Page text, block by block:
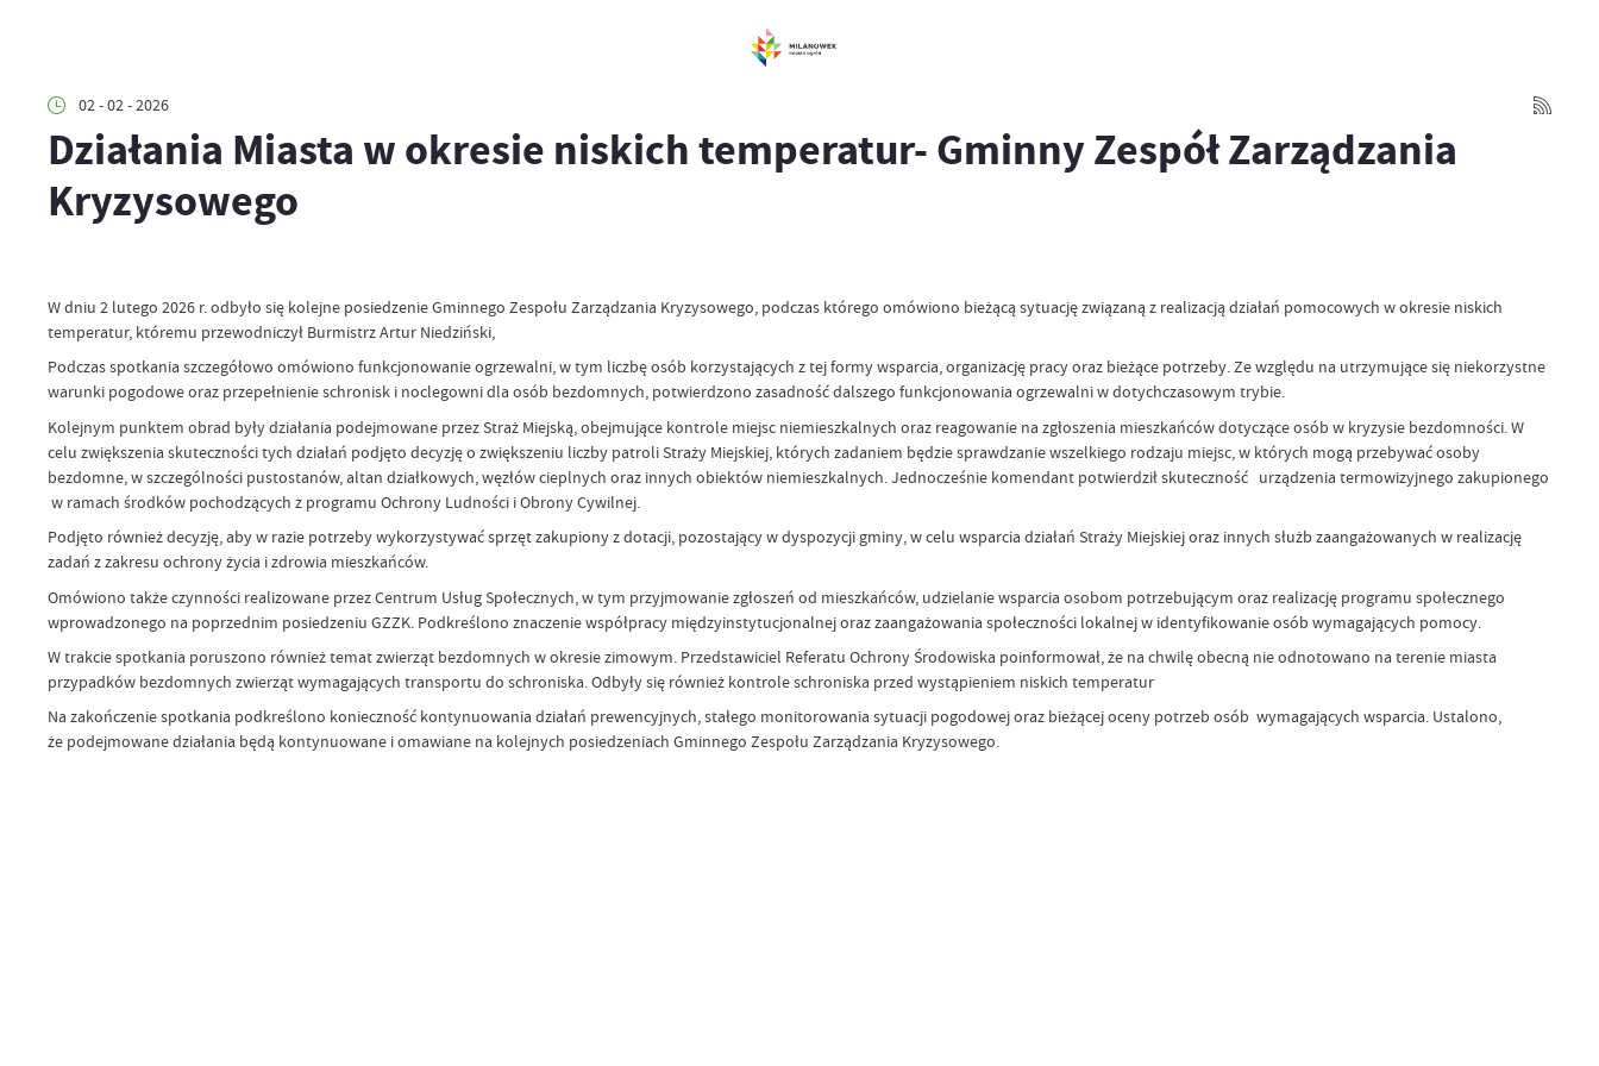
02 - 02 - 2026
Działania Miasta w okresie niskich temperatur- Gminny Zespół Zarządzania
Kryzysowego
W dniu 2 lutego 2026 r. odbyło się kolejne posiedzenie Gminnego Zespołu Zarządzania Kryzysowego, podczas którego omówiono bieżącą sytuację związaną z realizacją działań pomocowych w okresie niskich
temperatur, któremu przewodniczył Burmistrz Artur Niedziński,
Podczas spotkania szczegółowo omówiono funkcjonowanie ogrzewalni, w tym liczbę osób korzystających z tej formy wsparcia, organizację pracy oraz bieżące potrzeby. Ze względu na utrzymujące się niekorzystne
warunki pogodowe oraz przepełnienie schronisk i noclegowni dla osób bezdomnych, potwierdzono zasadność dalszego funkcjonowania ogrzewalni w dotychczasowym trybie.
Kolejnym punktem obrad były działania podejmowane przez Straż Miejską, obejmujące kontrole miejsc niemieszkalnych oraz reagowanie na zgłoszenia mieszkańców dotyczące osób w kryzysie bezdomności. W
celu zwiększenia skuteczności tych działań podjęto decyzję o zwiększeniu liczby patroli Straży Miejskiej, których zadaniem będzie sprawdzanie wszelkiego rodzaju miejsc, w których mogą przebywać osoby
bezdomne, w szczególności pustostanów, altan działkowych, węzłów cieplnych oraz innych obiektów niemieszkalnych. Jednocześnie komendant potwierdził skuteczność urządzenia termowizyjnego zakupionego
w ramach środków pochodzących z programu Ochrony Ludności i Obrony Cywilnej.
Podjęto również decyzję, aby w razie potrzeby wykorzystywać sprzęt zakupiony z dotacji, pozostający w dyspozycji gminy, w celu wsparcia działań Straży Miejskiej oraz innych służb zaangażowanych w realizację
zadań z zakresu ochrony życia i zdrowia mieszkańców.
Omówiono także czynności realizowane przez Centrum Usług Społecznych, w tym przyjmowanie zgłoszeń od mieszkańców, udzielanie wsparcia osobom potrzebującym oraz realizację programu społecznego
wprowadzonego na poprzednim posiedzeniu GZZK. Podkreślono znaczenie współpracy międzyinstytucjonalnej oraz zaangażowania społeczności lokalnej w identyfikowanie osób wymagających pomocy.
W trakcie spotkania poruszono również temat zwierząt bezdomnych w okresie zimowym. Przedstawiciel Referatu Ochrony Środowiska poinformował, że na chwilę obecną nie odnotowano na terenie miasta
przypadków bezdomnych zwierząt wymagających transportu do schroniska. Odbyły się również kontrole schroniska przed wystąpieniem niskich temperatur
Na zakończenie spotkania podkreślono konieczność kontynuowania działań prewencyjnych, stałego monitorowania sytuacji pogodowej oraz bieżącej oceny potrzeb osób wymagających wsparcia. Ustalono,
że podejmowane działania będą kontynuowane i omawiane na kolejnych posiedzeniach Gminnego Zespołu Zarządzania Kryzysowego.